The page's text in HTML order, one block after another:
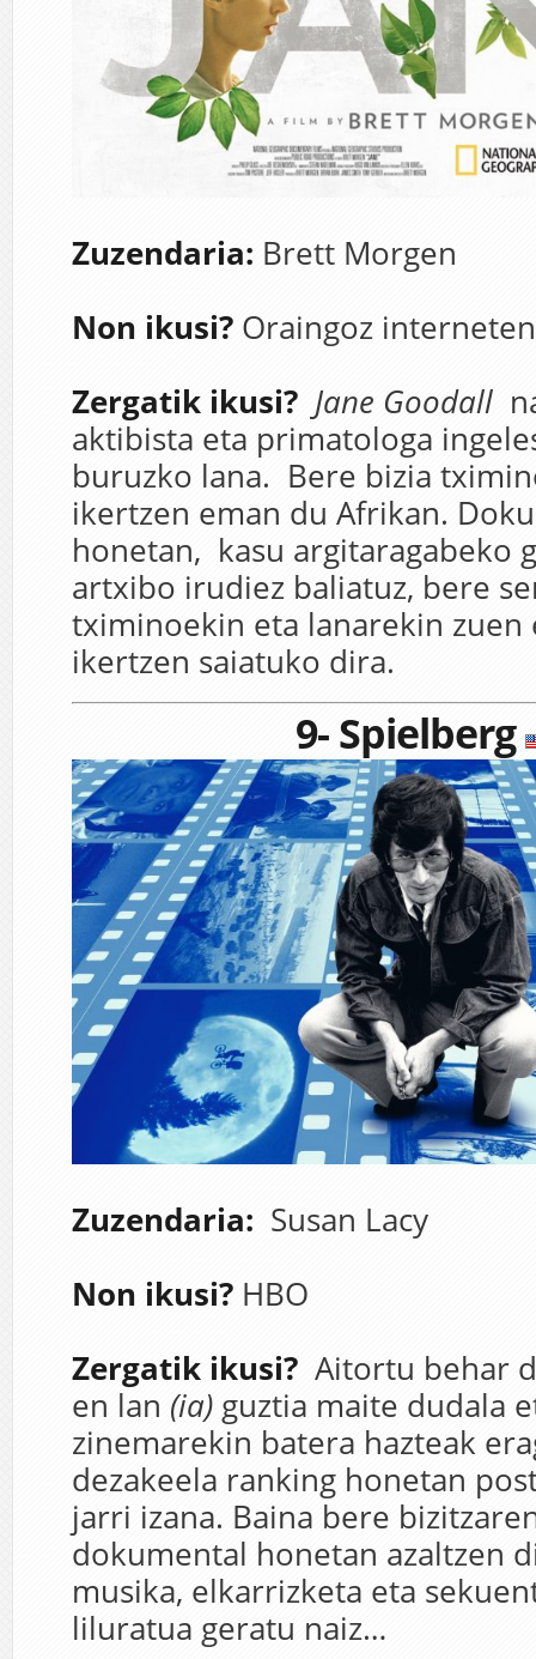
Zuzendaria: Brett Morgen
Non ikusi? Oraingoz
Zergatik ikusi? Jane Goodall
aktibista eta primatologa
buruzko lana. Bere bizia
ikertzen eman du Afrikan.
honetan, kasu argitaragabeko
artxibo irudiez baliatuz, bere
tximinoekin eta lanarekin zuen
ikertzen saiatuko dira.
9- Spielberg
Zuzendaria: Susan Lacy
Non ikusi? HBO
Zergatik ikusi? Aitortu behar
en lan (ia) guztia maite dudala
zinemarekin batera hazteak
dezakeela ranking honetan
jarri izana. Baina bere
dokumental honetan azaltzen
musika, elkarrizketa eta
liluratua geratu naiz…